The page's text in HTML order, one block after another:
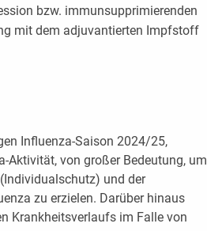
bzw. immunsupprimierenden
mit dem adjuvantierten Impfstoff
Influenza-Saison 2024/25,
Aktivität, von großer Bedeutung, um
und der
zu erzielen. Darüber hinaus
Krankheitsverlaufs im Falle von